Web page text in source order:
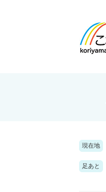
現在地
足あと